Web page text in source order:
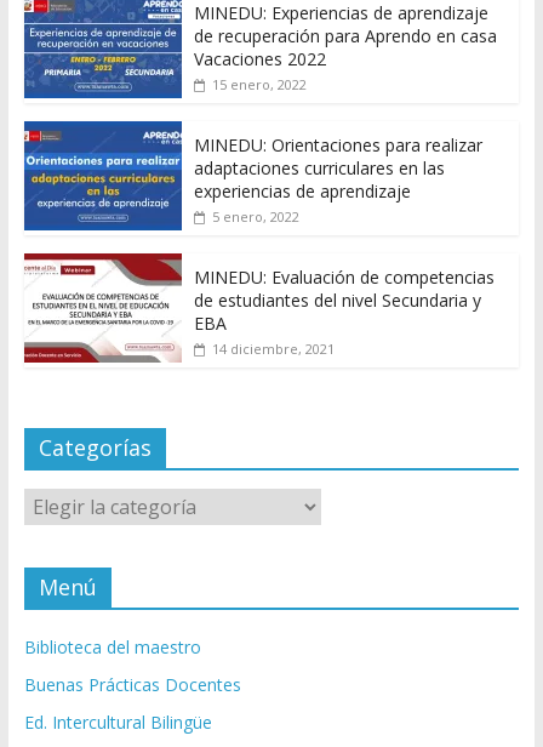
MINEDU: Experiencias de aprendizaje
de recuperación para Aprendo en casa
Vacaciones 2022
15 enero, 2022
MINEDU: Orientaciones para realizar
adaptaciones curriculares en las
experiencias de aprendizaje
5 enero, 2022
MINEDU: Evaluación de competencias
de estudiantes del nivel Secundaria y
EBA
14 diciembre, 2021
Categorías
Categorías
Menú
Biblioteca del maestro
Buenas Prácticas Docentes
Ed. Intercultural Bilingüe